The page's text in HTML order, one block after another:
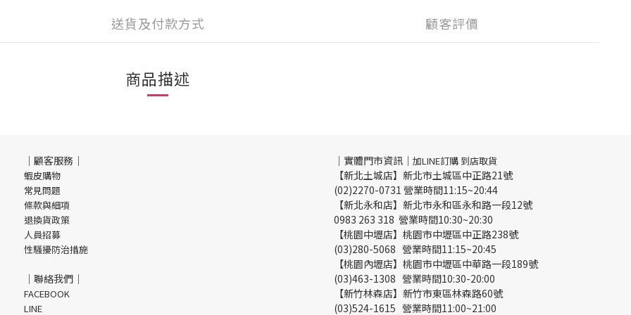
送貨及付款方式 顧客評價
商品描述
｜顧客服務｜
蝦皮購物
常見問題
條款與細項
退換貨政策
人員招募
性騷擾防治措施
｜聯絡我們｜
FACEBOOK
LINE
｜實體門市資訊｜ 加LINE訂購 到店取貨
【新北土城店】新北市土城區中正路21號
(02)2270-0731 營業時間11:15~20:44
【新北永和店】新北市永和區永和路一段12號
0983 263 318 營業時間10:30~20:30
【桃園中壢店】桃園市中壢區中正路238號
(03)280-5068 營業時間11:15~20:45
【桃園內壢店】桃園市中壢區中華路一段189號
(03)463-1308 營業時間10:30-20:00
【新竹林森店】新竹市東區林森路60號
(03)524-1615 營業時間11:00~21:00